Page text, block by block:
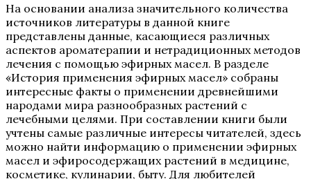
На основании анализа значительного количества
источников литературы в данной книге
представлены данные, касающиеся различных
аспектов ароматерапии и нетрадиционных методов
лечения с помощью эфирных масел. В разделе
«История применения эфирных масел» собраны
интересные факты о применении древнейшими
народами мира разнообразных растений с
лечебными целями. При составлении книги были
учтены самые различные интересы читателей, здесь
можно найти информацию о применении эфирных
масел и эфиросодержащих растений в медицине,
косметике, кулинарии, быту. Для любителей